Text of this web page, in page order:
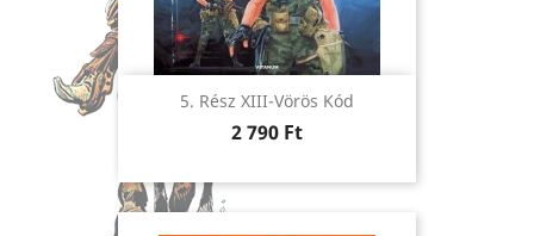
5. Rész XIII-Vörös Kód
Ár
2 790 Ft